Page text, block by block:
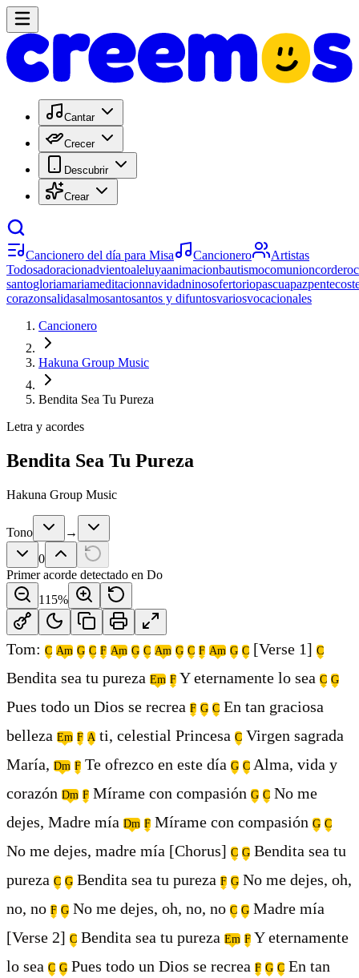
Cantar
Crecer
Descubrir
Crear
Cancionero del día para Misa Cancionero
Artistas
Todosadoracionadvientoaleluyaanimacionbautismocomunioncordero
santogloriamariameditacionnavidadninosofertoriopascuapaz
corazonsalidasalmosantosantos y difuntosvariosvocacionales
Cancionero
Hakuna Group Music
Bendita Sea Tu Pureza
Letra y acordes
Bendita Sea Tu Pureza
Hakuna Group Music
Tono
→
0
Primer acorde detectado en Do
115%
Tom: C Am G C F Am G C Am G C F Am G C [Verse 1] C
Bendita sea tu pureza Em F Y eternamente lo sea C G
Pues todo un Dios se recrea F G C En tan graciosa
belleza Em F A ti, celestial Princesa C Virgen sagrada
María, Dm F Te ofrezco en este día G C Alma, vida y
corazón Dm F Mírame con compasión G C No me
dejes, Madre mía Dm F Mírame con compasión G C
No me dejes, madre mía [Chorus] C G Bendita sea tu
pureza C G Bendita sea tu pureza F G No me dejes, oh,
no, no F G No me dejes, oh, no, no C G Madre mía
[Verse 2] C Bendita sea tu pureza Em F Y eternamente
lo sea C G Pues todo un Dios se recrea F G C En tan